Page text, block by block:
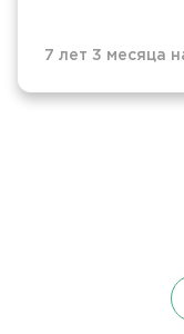
7 лет 3 месяца